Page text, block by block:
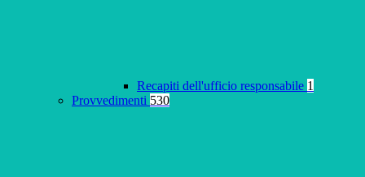
Recapiti dell'ufficio responsabile 1
Provvedimenti 530